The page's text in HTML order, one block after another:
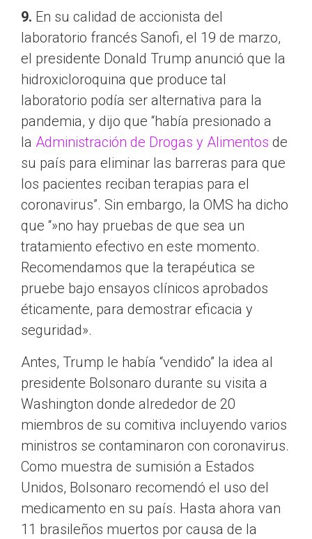
9. En su calidad de accionista del
laboratorio francés Sanofi, el 19 de marzo,
el presidente Donald Trump anunció que la
hidroxicloroquina que produce tal
laboratorio podía ser alternativa para la
pandemia, y dijo que “había presionado a
la Administración de Drogas y Alimentos de
su país para eliminar las barreras para que
los pacientes reciban terapias para el
coronavirus”. Sin embargo, la OMS ha dicho
que “»no hay pruebas de que sea un
tratamiento efectivo en este momento.
Recomendamos que la terapéutica se
pruebe bajo ensayos clínicos aprobados
éticamente, para demostrar eficacia y
seguridad».
Antes, Trump le había “vendido” la idea al
presidente Bolsonaro durante su visita a
Washington donde alrededor de 20
miembros de su comitiva incluyendo varios
ministros se contaminaron con coronavirus.
Como muestra de sumisión a Estados
Unidos, Bolsonaro recomendó el uso del
medicamento en su país. Hasta ahora van
11 brasileños muertos por causa de la